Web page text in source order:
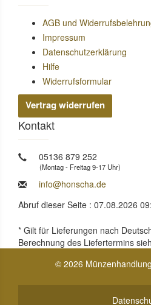
AGB und
Impressum
Datenschutzerklärung
Hilfe
Widerrufsformular
Vertrag widerrufen
Kontakt
05136 879 252
(Montag - Freitag 9-17 Uhr)
info@honscha.de
Abruf dieser Seite : 07.08.2026
* Gilt für Lieferungen nach
Berechnung des Liefertermins
© 2026